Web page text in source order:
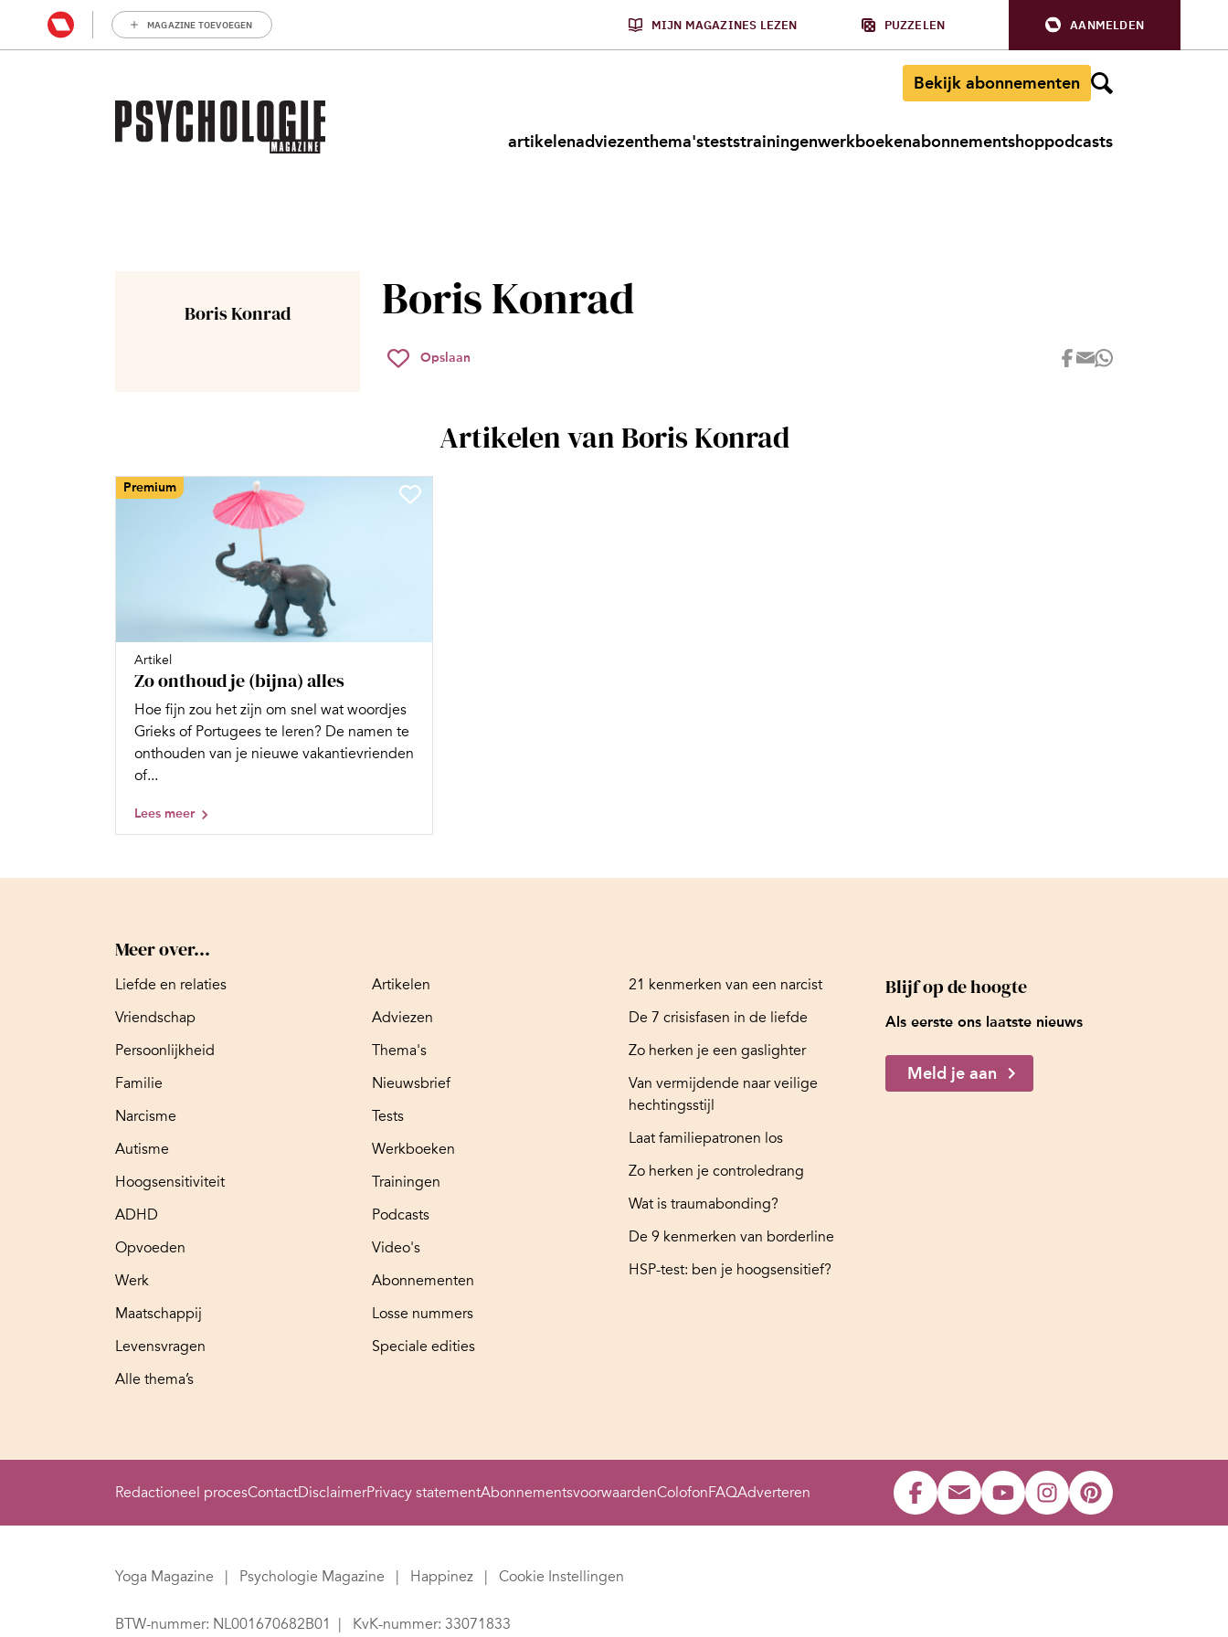
MAGAZINE TOEVOEGEN MIJN MAGAZINES LEZEN PUZZELEN AANMELDEN
Bekijk abonnementen
artikelenadviezenthema'steststrainingenwerkboekenabonnementshoppodcasts
Boris Konrad Boris Konrad
Opslaan
Artikelen van Boris Konrad
Premium
Artikel
Zo onthoud je (bijna) alles
Hoe fijn zou het zijn om snel wat woordjes
Grieks of Portugees te leren? De namen te
onthouden van je nieuwe vakantievrienden
of...
Lees meer
Meer over...
Liefde en relaties
Vriendschap
Persoonlijkheid
Familie
Narcisme
Autisme
Hoogsensitiviteit
ADHD
Opvoeden
Werk
Maatschappij
Levensvragen
Alle thema’s
Artikelen
Adviezen
Thema's
Nieuwsbrief
Tests
Werkboeken
Trainingen
Podcasts
Video's
Abonnementen
Losse nummers
Speciale edities
21 kenmerken van een narcist
De 7 crisisfasen in de liefde
Zo herken je een gaslighter
Van vermijdende naar veilige
hechtingsstijl
Laat familiepatronen los
Zo herken je controledrang
Wat is traumabonding?
De 9 kenmerken van borderline
HSP-test: ben je hoogsensitief?
Blijf op de hoogte
Als eerste ons laatste nieuws
Meld je aan
Redactioneel procesContactDisclaimerPrivacy statementAbonnementsvoorwaardenColofonFAQAdverteren
Yoga Magazine Psychologie Magazine Happinez Cookie Instellingen
BTW-nummer: NL001670682B01 KvK-nummer: 33071833